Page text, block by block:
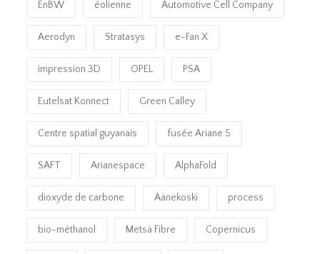
EnBW éolienne Automotive Cell Company
Aerodyn Stratasys e-Fan X
impression 3D OPEL PSA
Eutelsat Konnect Green Calley
Centre spatial guyanais fusée Ariane 5
SAFT Arianespace AlphaFold
dioxyde de carbone Äänekoski process
bio-méthanol Metsä Fibre Copernicus